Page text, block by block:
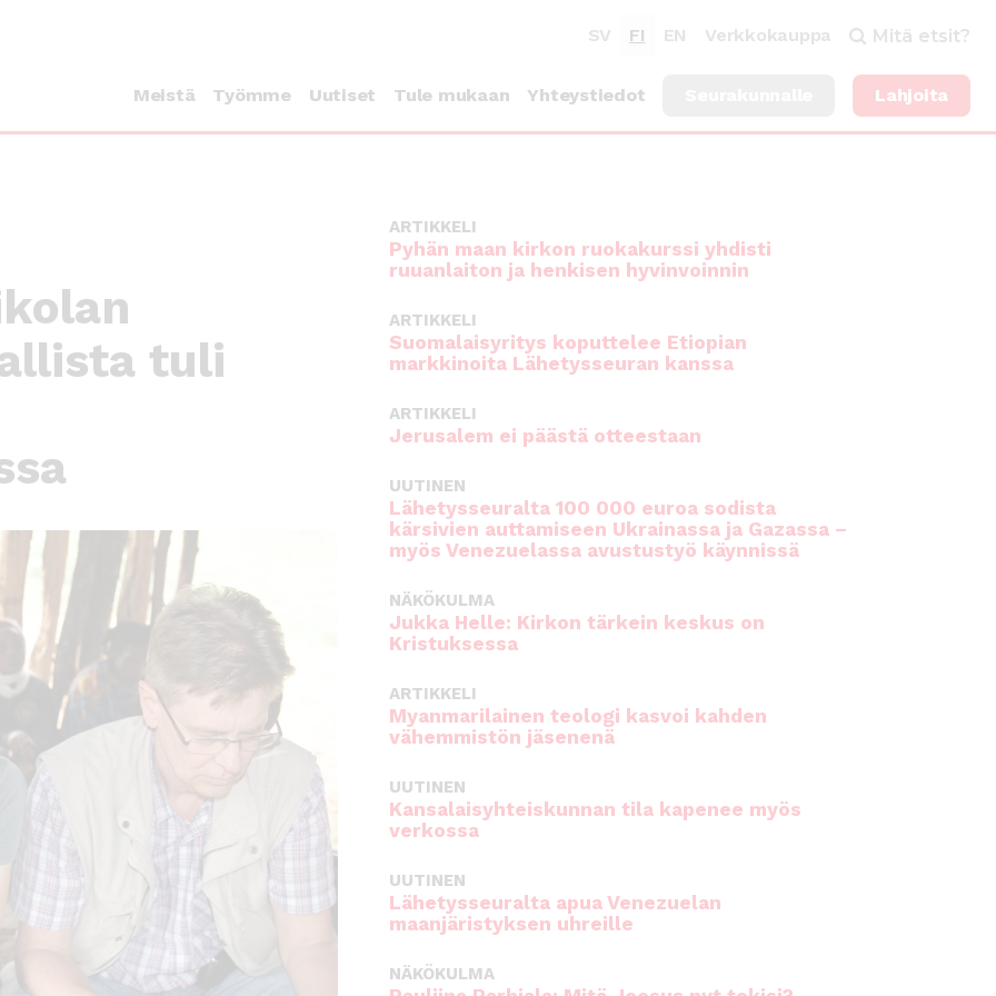
SV FI EN Verkkokauppa Mitä etsit?
Meistä Työmme Uutiset Tule mukaan Yhteystiedot Lahjoita
tuli
ARTIKKELI
Pyhän maan kirkon ruokakurssi yhdisti
ruuanlaiton ja henkisen hyvinvoinnin
ARTIKKELI
Suomalaisyritys koputtelee Etiopian
markkinoita Lähetysseuran kanssa
ARTIKKELI
Jerusalem ei päästä otteestaan
UUTINEN
Lähetysseuralta 100 000 euroa sodista
kärsivien auttamiseen Ukrainassa ja Gazassa –
myös Venezuelassa avustustyö käynnissä
NÄKÖKULMA
Jukka Helle: Kirkon tärkein keskus on
Kristuksessa
ARTIKKELI
Myanmarilainen teologi kasvoi kahden
vähemmistön jäsenenä
UUTINEN
Kansalaisyhteiskunnan tila kapenee myös
verkossa
UUTINEN
Lähetysseuralta apua Venezuelan
maanjäristyksen uhreille
NÄKÖKULMA